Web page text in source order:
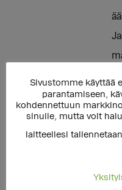
Sivustomme käyttää
parantamiseen,
kohdennettuun
sinulle, mutta voit
laitteellesi